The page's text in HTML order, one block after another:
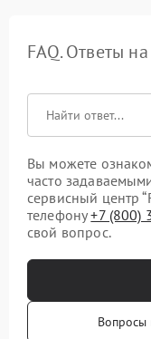
FAQ. Ответы
Вы можете
часто
сервисный центр
телефону+7 (800)
свой вопрос.
Вопросы